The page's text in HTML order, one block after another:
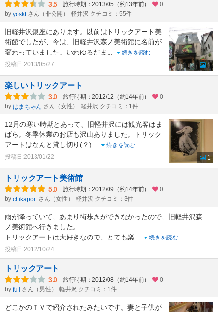
3.5 旅行時期：2013/05（約13年前）
0
by yoskt さん（非公開） 軽井沢 クチコミ：55件
旧軽井沢銀座にあります。以前はトリックアート美
術館でしたが、今は、旧軽井沢森ノ美術館に名前が
変わっていました。いわゆるだま ...
続きを読む
投稿日:2013/05/27
1
楽しいトリックアート
3.0 旅行時期：2012/12（約14年前）
0
by はまちゃん さん（女性） 軽井沢 クチコミ：1件
12月の寒い時期とあって、旧軽井沢には観光客はま
ばら。冬季休業のお店も沢山ありました。トリック
アートはなんと貸し切り(？)...
続きを読む
投稿日:2013/01/22
1
トリックアート美術館
5.0 旅行時期：2012/09（約14年前）
0
by chikapon さん（女性） 軽井沢 クチコミ：3件
雨が降っていて、あまり街歩きができなかったので、旧軽井沢森
ノ美術館へ行きました。
トリックアートは大好きなので、とても楽...
続きを読む
投稿日:2012/10/24
トリックアート
3.0 旅行時期：2012/08（約14年前）
0
by full さん（男性） 軽井沢 クチコミ：1件
どこかのＴＶで紹介されたみたいです。妻と子供が